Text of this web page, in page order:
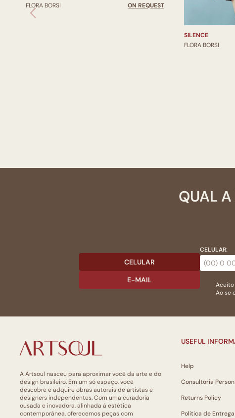
FLORA BORSI
ON REQUEST
SILENCE
FLORA BORSI
QUAL
CELULAR
E-MAIL
CELULAR:
Aceito
Ao se
A Artsoul nasceu para aproximar você da arte e do
design brasileiro. Em um só espaço, você
descobre e adquire obras autorais de artistas e
designers independentes. Com uma curadoria
ousada e inovadora, alinhada à estética
contemporânea, oferecemos peças com
USEFUL
Help
Consultoria
Returns Policy
Política de Entrega